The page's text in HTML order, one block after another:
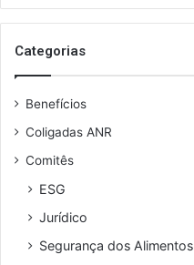
email
Categorias
Benefícios
Coligadas ANR
Comitês
ESG
Jurídico
Segurança dos Alimentos